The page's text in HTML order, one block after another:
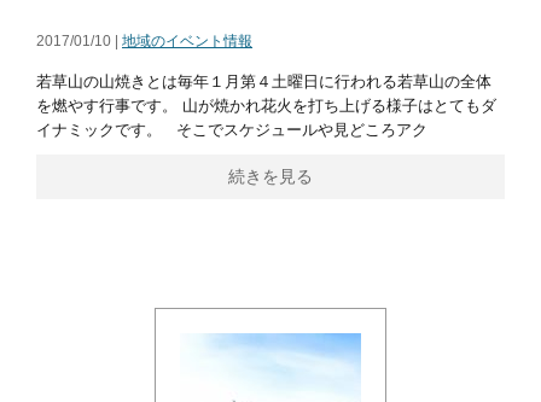
2017/01/10 | 地域のイベント情報
若草山の山焼きとは毎年１月第４土曜日に行われる若草山の全体
を燃やす行事です。 山が焼かれ花火を打ち上げる様子はとてもダ
イナミックです。 そこでスケジュールや見どころアク
続きを見る